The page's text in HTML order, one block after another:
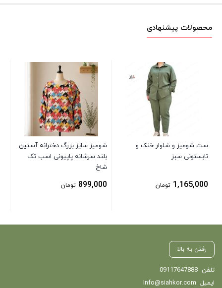
محصولات پیشنهادی
ست شومیز و شلوار خنک و
تابستونی سبز
1,165,000 تومان
شومیز سایز بزرگ دخترانه آستین
بلند سرشانه پاپیونی اسب تک
شاخ
899,000 تومان
رفتن به بالا
تلفن 09117647888
ایمیل Info@siahkor.com